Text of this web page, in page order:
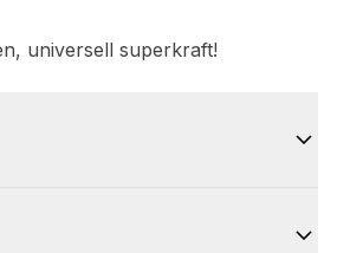
universell superkraft!